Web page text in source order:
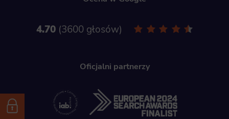
4.70 3600 głosów
Oficjalni partnerzy